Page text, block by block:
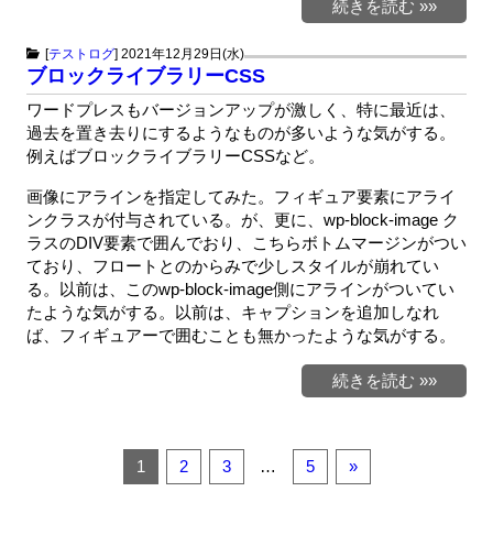
続きを読む »»
[テストログ] 2021年12月29日(水)
ブロックライブラリーCSS
ワードプレスもバージョンアップが激しく、特に最近は、
過去を置き去りにするようなものが多いような気がする。
例えばブロックライブラリーCSSなど。
画像にアラインを指定してみた。フィギュア要素にアライ
ンクラスが付与されている。が、更に、wp-block-image ク
ラスのDIV要素で囲んでおり、こちらボトムマージンがつい
ており、フロートとのからみで少しスタイルが崩れてい
る。以前は、このwp-block-image側にアラインがついてい
たような気がする。以前は、キャプションを追加しなれ
ば、フィギュアーで囲むことも無かったような気がする。
続きを読む »»
1 2 3 … 5 »